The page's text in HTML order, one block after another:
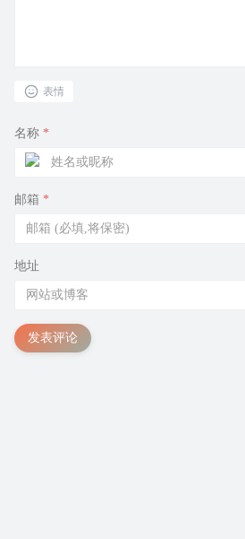
表情
名称 *
邮箱 *
地址
发表评论